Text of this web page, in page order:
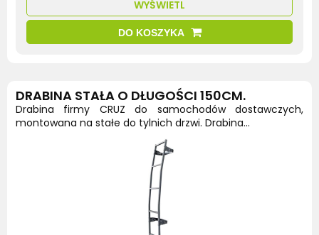
WYŚWIETL
DO KOSZYKA
DRABINA STAŁA O DŁUGOŚCI 150CM.
Drabina firmy CRUZ do samochodów dostawczych,
montowana na stałe do tylnich drzwi. Drabina...